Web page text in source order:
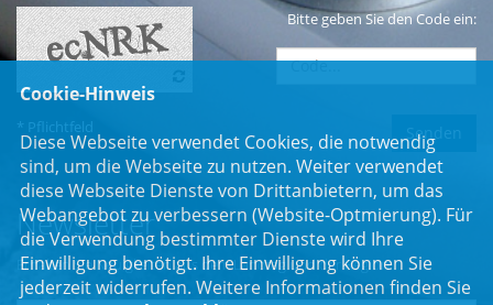
Bitte geben Sie den Code ein:
* Pflichtfeld
Newsletter
Erhalten Sie Neuigkeiten aus dem Landtag und der Region.
Cookie-Hinweis
Diese Webseite verwendet Cookies, die notwendig
sind, um die Webseite zu nutzen. Weiter verwendet
diese Webseite Dienste von Drittanbietern, um das
Webangebot zu verbessern (Website-Optmierung). Für
die Verwendung bestimmter Dienste wird Ihre
Einwilligung benötigt. Ihre Einwilligung können Sie
jederzeit widerrufen. Weitere Informationen finden Sie